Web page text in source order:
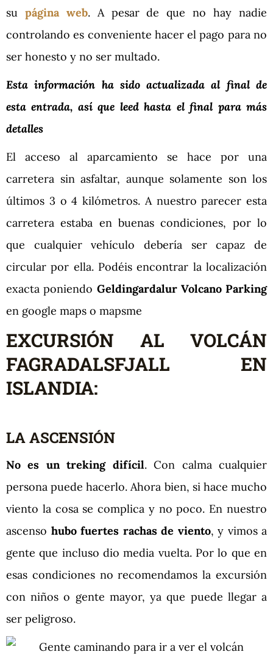
su página web. A pesar de que no hay nadie
controlando es conveniente hacer el pago para no
ser honesto y no ser multado.
Esta información ha sido actualizada al final de
esta entrada, así que leed hasta el final para más
detalles
El acceso al aparcamiento se hace por una
carretera sin asfaltar, aunque solamente son los
últimos 3 o 4 kilómetros. A nuestro parecer esta
carretera estaba en buenas condiciones, por lo
que cualquier vehículo debería ser capaz de
circular por ella. Podéis encontrar la localización
exacta poniendo Geldingardalur Volcano Parking
en google maps o mapsme
EXCURSIÓN AL VOLCÁN
FAGRADALSFJALL EN
ISLANDIA:
LA ASCENSIÓN
No es un treking difícil. Con calma cualquier
persona puede hacerlo. Ahora bien, si hace mucho
viento la cosa se complica y no poco. En nuestro
ascenso hubo fuertes rachas de viento, y vimos a
gente que incluso dio media vuelta. Por lo que en
esas condiciones no recomendamos la excursión
con niños o gente mayor, ya que puede llegar a
ser peligroso.